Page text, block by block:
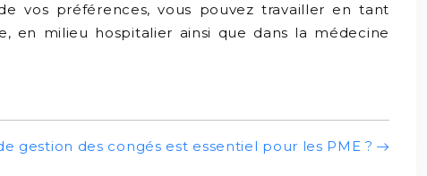
vos préférences, vous pouvez travailler en tant
en milieu hospitalier ainsi que dans la médecine
gestion des congés est essentiel pour les PME ?